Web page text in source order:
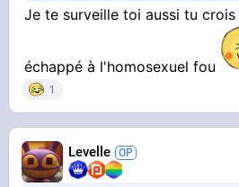
Je te surveille toi aussi tu
échappé à l'homosexuel fou
1
Levelle